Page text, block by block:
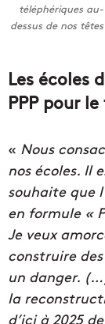
téléphériques au-
dessus de nos
Les écoles
PPP pour
« Nous
nos écoles. Il
souhaite que
en formule «
Je veux
construire
un danger.
la
d’ici à 2025